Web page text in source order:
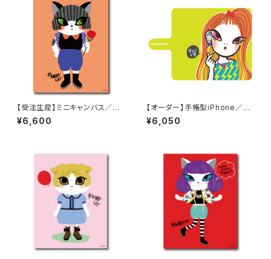
【受注生産】ミニキャンバス／Ko
mugi-02
¥6,600
【オーダー】手帳型iPhone／ス
マホケース「Kyunco-chan」
¥6,050